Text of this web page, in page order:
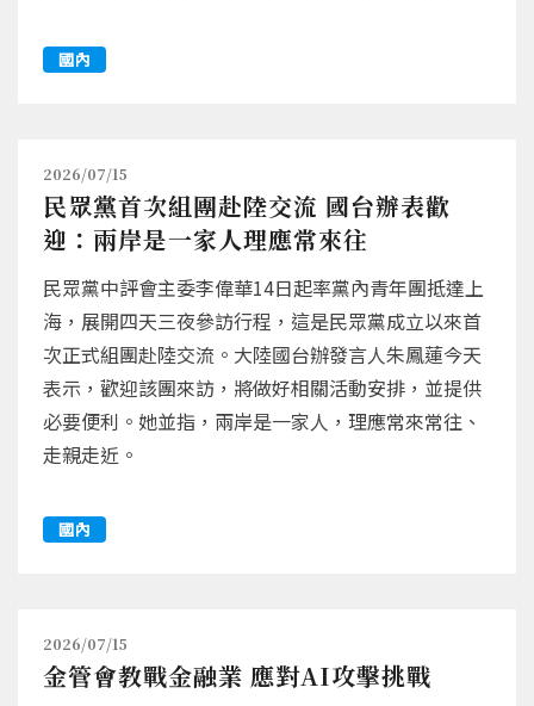
國內
2026/07/15
民眾黨首次組團赴陸交流 國台辦表歡
迎：兩岸是一家人理應常來往
民眾黨中評會主委李偉華14日起率黨內青年團抵達上
海，展開四天三夜參訪行程，這是民眾黨成立以來首
次正式組團赴陸交流。大陸國台辦發言人朱鳳蓮今天
表示，歡迎該團來訪，將做好相關活動安排，並提供
必要便利。她並指，兩岸是一家人，理應常來常往、
走親走近。
國內
2026/07/15
金管會教戰金融業 應對AI攻擊挑戰